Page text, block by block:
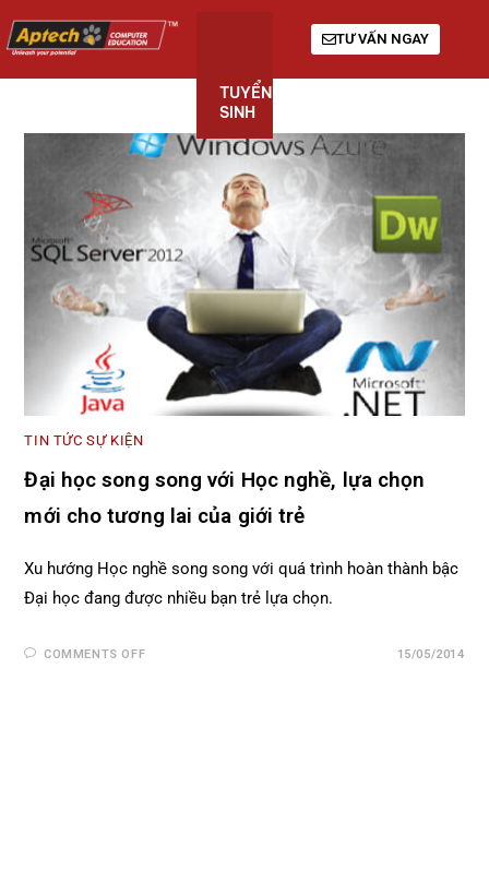
TUYỂN
SINH
TƯ VẤN NGAY
TIN TỨC SỰ KIỆN
Đại học song song với Học nghề, lựa chọn
mới cho tương lai của giới trẻ
Xu hướng Học nghề song song với quá trình hoàn thành bậc
Đại học đang được nhiều bạn trẻ lựa chọn.
COMMENTS OFF 15/05/2014